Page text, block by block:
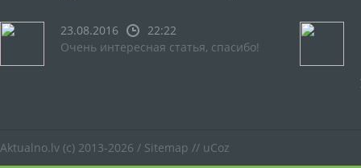
23.08.2016
22:22
Очень интересная статья, спасибо!
Aktualno.lv (c) 2013-2026 / Sitemap // uCoz